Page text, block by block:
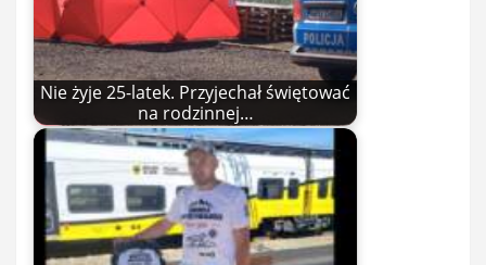
Nie żyje 25-latek. Przyjechał świętować
na rodzinnej…